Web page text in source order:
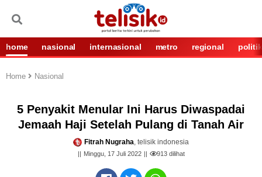
home nasional internasional metro regional politik
Home Nasional
5 Penyakit Menular Ini Harus Diwaspadai
Jemaah Haji Setelah Pulang di Tanah Air
Fitrah Nugraha, telisik indonesia
Minggu, 17 Juli 2022 913dilihat